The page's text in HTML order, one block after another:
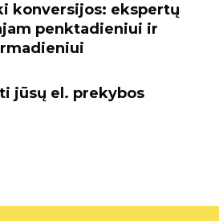
konversijos: ekspertų
penktadieniui ir
jūsų el. prekybos